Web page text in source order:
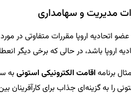
اتحادیه اروپا مقررات متفاوتی در
اروپا باشد، در حالی که برخی دیگر
برنامه اقامت الکترونیکی استونی به
را به گزینه‌ای جذاب برای کارآفرینان